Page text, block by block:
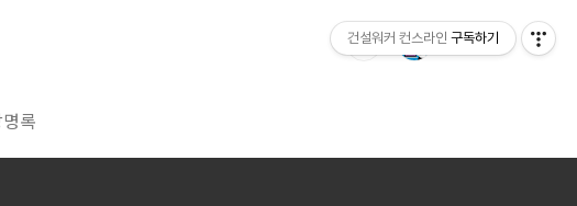
록
건설워커 컨스라인 구독하기